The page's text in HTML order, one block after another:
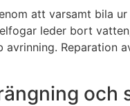
att varsamt bila
leder bort
Reparation
och